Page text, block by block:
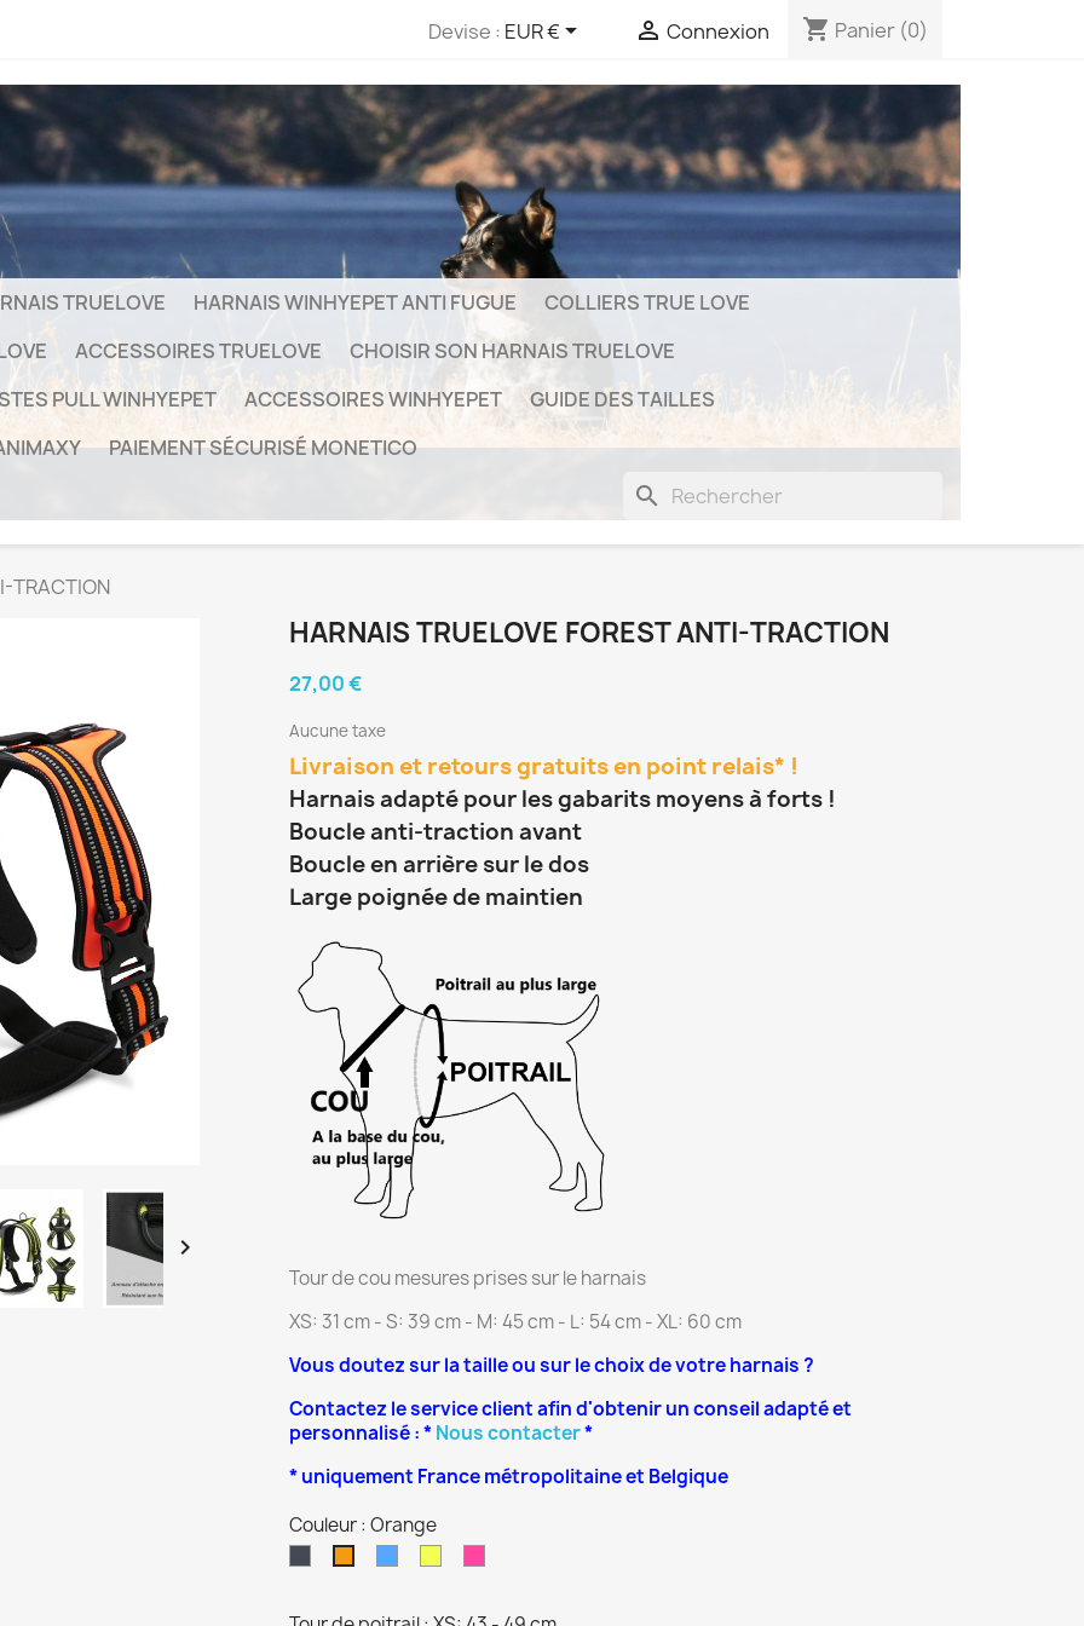
Devise : EUR €  Connexion shopping_cart Panier (0)
TRUELOVE HARNAIS WINHYEPET ANTI FUGUE
COLLIERS TRUE LOVE
ACCESSOIRES TRUELOVE
CHOISIR SON HARNAIS TRUELOVE
PULL WINHYEPET
ACCESSOIRES WINHYEPET
GUIDE DES TAILLES
PAIEMENT SÉCURISÉ MONETICO
search
TRACTION

HARNAIS TRUELOVE FOREST ANTI-TRACTION
27,00 €
Aucune taxe
Livraison et retours gratuits en point relais* !
Harnais adapté pour les gabarits moyens à forts !
Boucle anti-traction avant
Boucle en arrière sur le dos
Large poignée de maintien
Tour de cou mesures prises sur le harnais
XS: 31 cm - S: 39 cm - M: 45 cm - L: 54 cm - XL: 60 cm
Vous doutez sur la taille ou sur le choix de votre harnais ?
Contactez le service client afin d'obtenir un conseil adapté et
personnalisé : *Nous contacter*
* uniquement France métropolitaine et Belgique
Couleur : Orange